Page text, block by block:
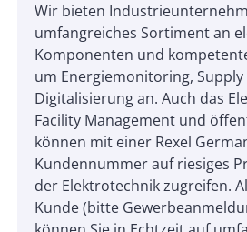
Wir bieten
umfangreiches Sortiment an
Komponenten und
um Energiemonitoring, Supply
Digitalisierung an. Auch das
Facility Management und
können mit einer Rexel
Kundennummer auf riesiges
der Elektrotechnik zugreifen.
Kunde (bitte